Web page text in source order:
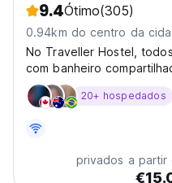
9.4Ótimo(305)
0.94km do centro da
No Traveller Hostel,
com banheiro
alguns quartos incluem
oferecem vista para a
20+ hospedados
privados a partir